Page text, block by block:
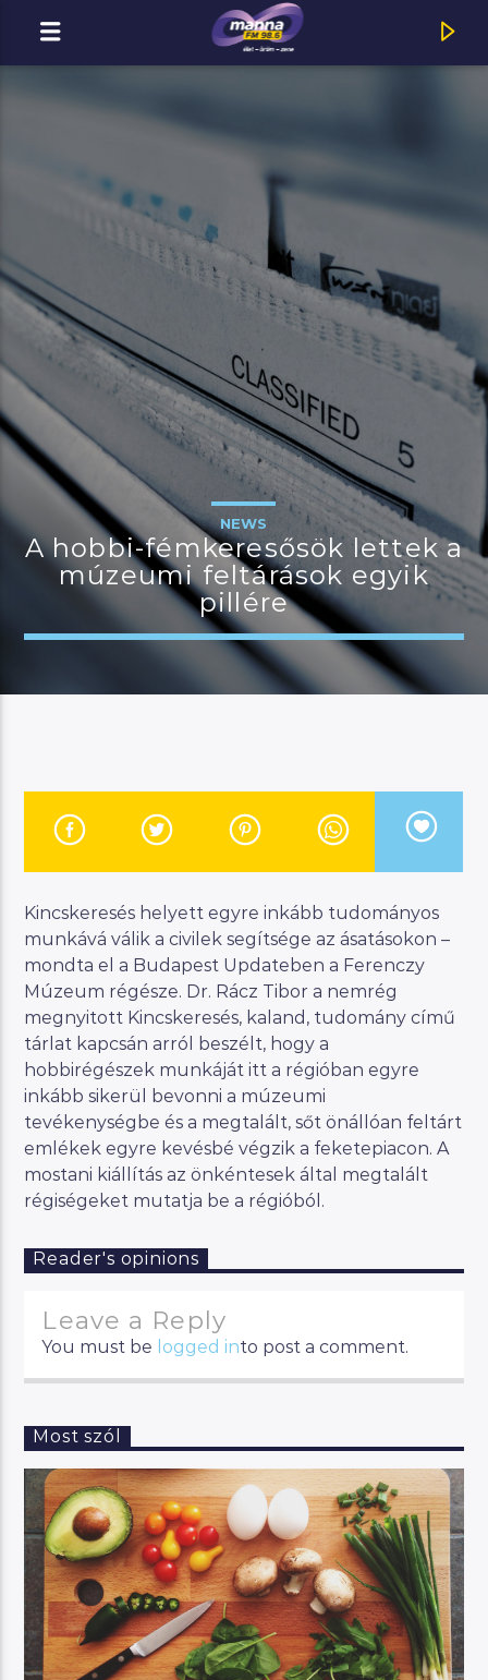
MOST ADÁSBAN
MannaFM
JELENLEGI MŰSOR
BŐSÉG KOSARA
Manna FM
NEWS
A hobbi-fémkeresősök lettek a
múzeumi feltárások egyik
pillére
Kincskeresés helyett egyre inkább tudományos
munkává válik a civilek segítsége az ásatásokon –
mondta el a Budapest Updateben a Ferenczy
Múzeum régésze. Dr. Rácz Tibor a nemrég
megnyitott Kincskeresés, kaland, tudomány című
tárlat kapcsán arról beszélt, hogy a
hobbirégészek munkáját itt a régióban egyre
inkább sikerül bevonni a múzeumi
tevékenységbe és a megtalált, sőt önállóan feltárt
emlékek egyre kevésbé végzik a feketepiacon. A
mostani kiállítás az önkéntesek által megtalált
régiségeket mutatja be a régióból.
Reader's opinions
Leave a Reply
You must be logged into post a comment.
Most szól